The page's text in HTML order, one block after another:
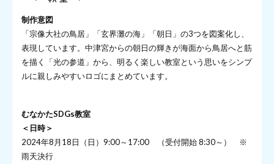
制作意図
「宗像大社の鳥居」「玄界灘の海」「朝日」の3つを図案化し、
表現しています。中津宮からの朝日の輝きが海面から鳥居へと筋
を描く「光の参道」から、明るく楽しい教室という思いをシンプ
ルに親しみやすいロゴにまとめています。
むなかたSDGs教室
＜日時＞
2024年8月18日（日）9:00～17:00 （受付開始 8:30～） ※
雨天決行